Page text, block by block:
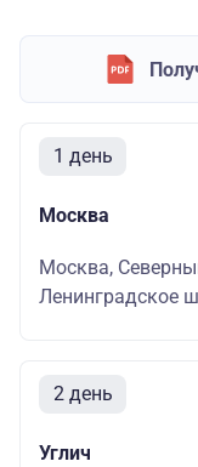
1 день
Москва
Москва,
Ленинградское
2 день
Углич